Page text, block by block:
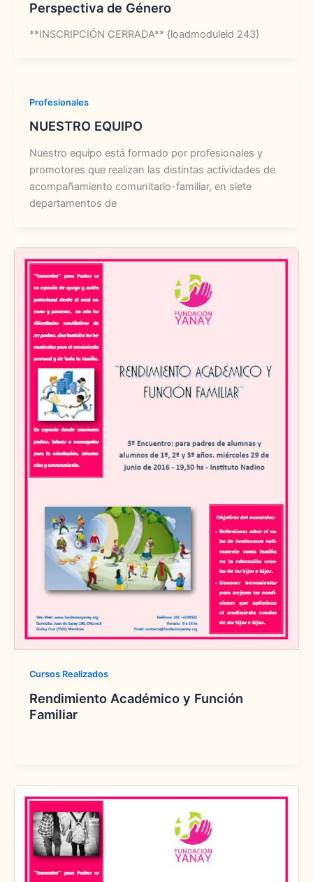
Perspectiva de Género
**INSCRIPCIÓN CERRADA** {loadmoduleid 243}
Profesionales
NUESTRO EQUIPO
Nuestro equipo está formado por profesionales y
promotores que realizan las distintas actividades de
acompañamiento comunitario-familiar, en siete
departamentos de
Cursos Realizados
Rendimiento Académico y Función
Familiar